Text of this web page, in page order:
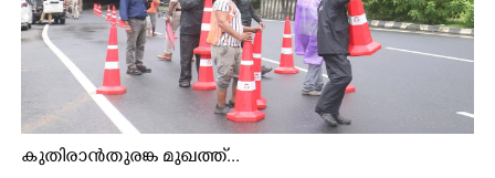
കുതിരാൻതുരങ്ക മുഖത്ത്...